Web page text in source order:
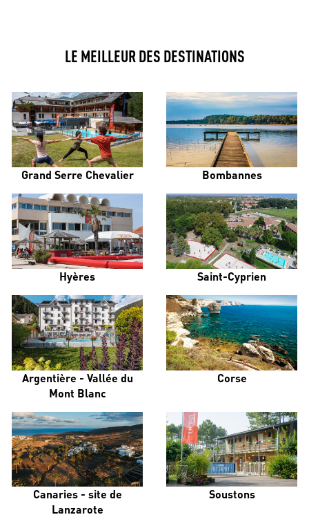
LE MEILLEUR DES DESTINATIONS
Grand Serre Chevalier Bombannes
Hyères Saint-Cyprien
Argentière - Vallée du
Mont Blanc
Corse
Canaries - site de
Lanzarote
Soustons